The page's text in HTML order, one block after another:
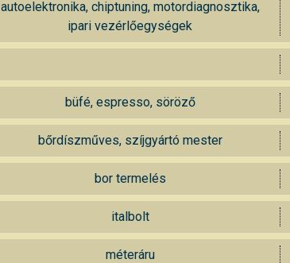
autoelektronika, chiptuning, motordiagnosztika,
ipari vezérlőegységek
büfé, espresso, söröző
bőrdíszműves, szíjgyártó mester
bor termelés
italbolt
méteráru